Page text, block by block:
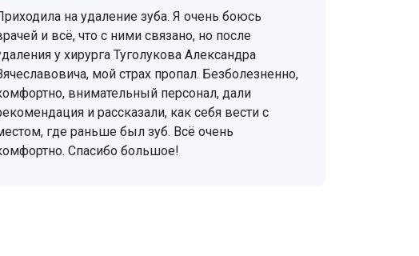
на удаление зуба. Я очень боюсь
и всё, что с ними связано, но после
у хирурга Туголукова Александра
мой страх пропал. Безболезненно,
внимательный персонал, дали
и рассказали, как себя вести с
где раньше был зуб. Всё очень
Спасибо большое!